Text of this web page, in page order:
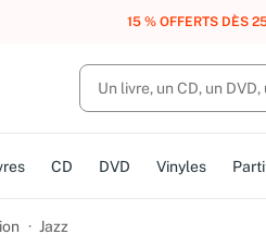
UN ACHAT, DES POINTS, DES
CD DVD Vinyles
Jazz